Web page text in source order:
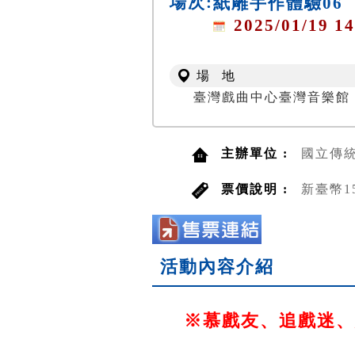
2025/01/19
場 地
臺灣戲曲中心臺灣音樂館
主辦單位 : 國立傳
票價說明 : 新臺幣
活動內容介紹
※慕戲友、追戲迷